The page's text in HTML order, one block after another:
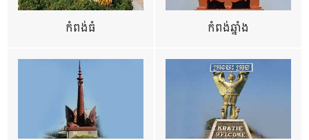
កំពង់ធំ កំពង់ឆ្នាំង